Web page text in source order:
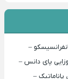
–
پای دانس –
–